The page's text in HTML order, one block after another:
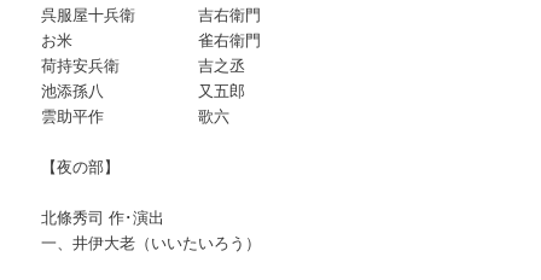
呉服屋十兵衛 吉右衛門
お米 雀右衛門
荷持安兵衛 吉之丞
池添孫八 又五郎
雲助平作 歌六
【夜の部】
北條秀司 作･演出
一、井伊大老（いいたいろう）